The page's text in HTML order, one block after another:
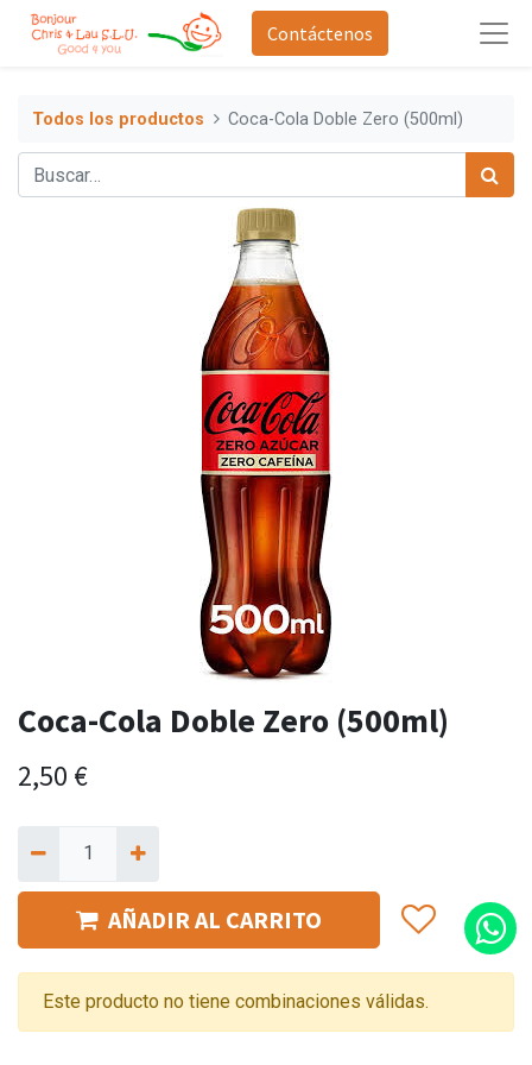
Contáctenos
Todos los productos Coca-Cola Doble Zero (500ml)
Coca-Cola Doble Zero (500ml)
2,50 €
AÑADIR AL CARRITO
Este producto no tiene combinaciones válidas.